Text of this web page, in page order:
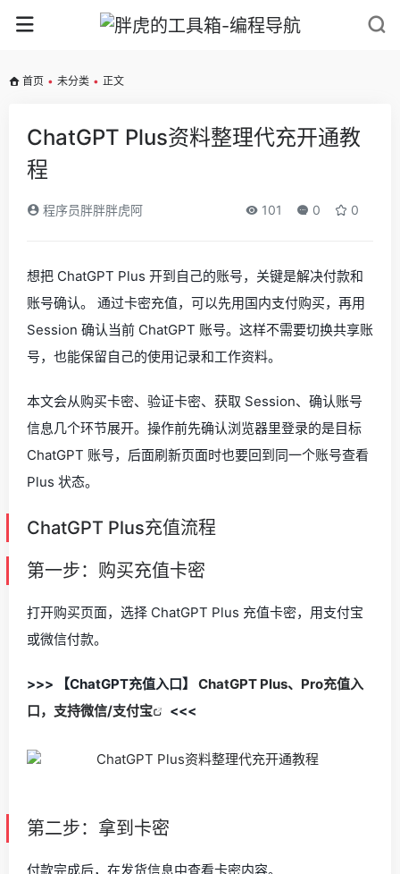
首页 • 未分类 • 正文
ChatGPT Plus资料整理代充开通教
程
程序员胖胖胖虎阿 101 0 0
想把 ChatGPT Plus 开到自己的账号，关键是解决付款和
账号确认。 通过卡密充值，可以先用国内支付购买，再用
Session 确认当前 ChatGPT 账号。这样不需要切换共享账
号，也能保留自己的使用记录和工作资料。
本文会从购买卡密、验证卡密、获取 Session、确认账号
信息几个环节展开。操作前先确认浏览器里登录的是目标
ChatGPT 账号，后面刷新页面时也要回到同一个账号查看
Plus 状态。
ChatGPT Plus充值流程
第一步：购买充值卡密
打开购买页面，选择 ChatGPT Plus 充值卡密，用支付宝
或微信付款。
>>> 【ChatGPT充值入口】 ChatGPT Plus、Pro充值入
口，支持微信/支付宝
<<<
第二步：拿到卡密
付款完成后，在发货信息中查看卡密内容。